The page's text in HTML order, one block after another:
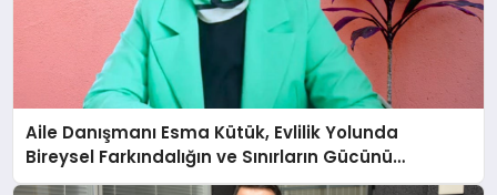
Aile Danışmanı Esma Kütük, Evlilik Yolunda
Bireysel Farkındalığın ve Sınırların Gücünü
Anlatıyor